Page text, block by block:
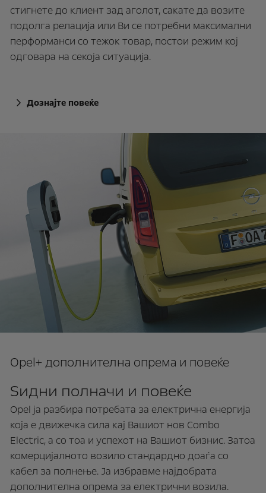
стигнете до клиент зад аголот, сакате да возите
подолга релација или Ви се потребни максимални
перформанси со тежок товар, постои режим кој
одговара на секоја ситуација.
Дознајте повеќе
Opel+ дополнителна опрема и повеќе
Ѕидни полначи и повеќе
Opel ја разбира потребата за електрична енергија
која е движечка сила кај Вашиот нов Combo
Electric, а со тоа и успехот на Вашиот бизнис. Затоа
комерцијалното возило стандардно доаѓа со
кабел за полнење. Ја избравме најдобрата
дополнителна опрема за електрични возила.